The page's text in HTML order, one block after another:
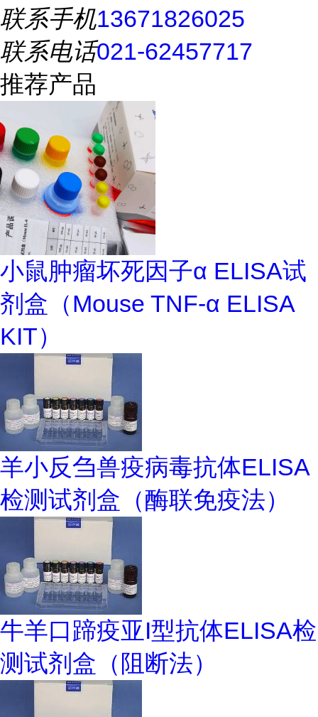
联系手机13671826025
联系电话021-62457717
推荐产品
小鼠肿瘤坏死因子α ELISA试
剂盒（Mouse TNF-α ELISA
KIT）
羊小反刍兽疫病毒抗体ELISA
检测试剂盒（酶联免疫法）
牛羊口蹄疫亚I型抗体ELISA检
测试剂盒（阻断法）